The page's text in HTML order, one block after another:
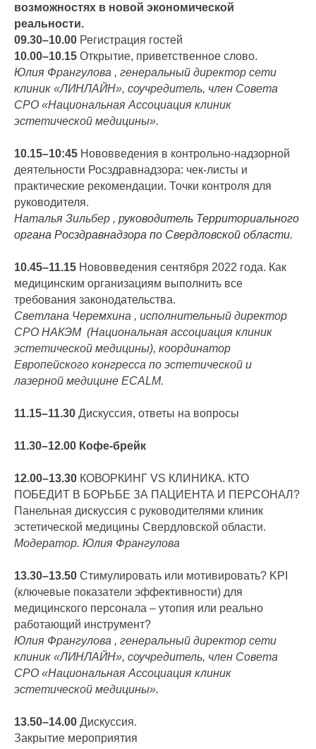
возможностях в новой экономической
реальности.
09.30–10.00 Регистрация гостей
10.00–10.15 Открытие, приветственное слово.
Юлия Франгулова , генеральный директор сети
клиник «ЛИНЛАЙН», соучредитель, член Совета
СРО «Национальная Ассоциация клиник
эстетической медицины».
10.15–10:45 Нововведения в контрольно-надзорной
деятельности Росздравнадзора: чек-листы и
практические рекомендации. Точки контроля для
руководителя.
Наталья Зильбер , руководитель Территориального
органа Росздравнадзора по Свердловской области.
10.45–11.15 Нововведения сентября 2022 года. Как
медицинским организациям выполнить все
требования законодательства.
Светлана Черемхина , исполнительный директор
СРО НАКЭМ (Национальная ассоциация клиник
эстетической медицины), координатор
Европейского конгресса по эстетической и
лазерной медицине ECALM.
11.15–11.30 Дискуссия, ответы на вопросы
11.30–12.00 Кофе-брейк
12.00–13.30 КОВОРКИНГ VS КЛИНИКА. КТО
ПОБЕДИТ В БОРЬБЕ ЗА ПАЦИЕНТА И ПЕРСОНАЛ?
Панельная дискуссия с руководителями клиник
эстетической медицины Свердловской области.
Модератор. Юлия Франгулова
13.30–13.50 Стимулировать или мотивировать? KPI
(ключевые показатели эффективности) для
медицинского персонала – утопия или реально
работающий инструмент?
Юлия Франгулова , генеральный директор сети
клиник «ЛИНЛАЙН», соучредитель, член Совета
СРО «Национальная Ассоциация клиник
эстетической медицины».
13.50–14.00 Дискуссия.
Закрытие мероприятия